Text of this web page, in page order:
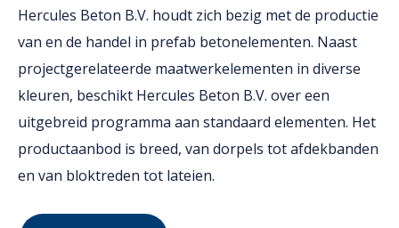
Hercules Beton B.V. houdt zich bezig met de productie
van en de handel in prefab betonelementen. Naast
projectgerelateerde maatwerkelementen in diverse
kleuren, beschikt Hercules Beton B.V. over een
uitgebreid programma aan standaard elementen. Het
productaanbod is breed, van dorpels tot afdekbanden
en van bloktreden tot lateien.